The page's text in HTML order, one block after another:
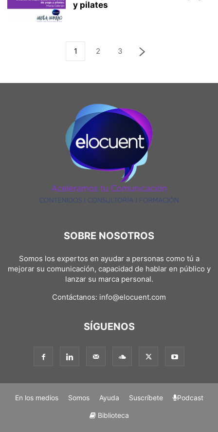
y pilates
1 2 3
SOBRE NOSOTROS
Somos los expertos en ayudar a personas como tú a
mejorar su comunicación, capacidad de hablar en público y
lanzar su marca personal.
Contáctanos: info@elocuent.com
SÍGUENOS
En los medios Somos Ayuda Suscríbete Podcast
Biblioteca